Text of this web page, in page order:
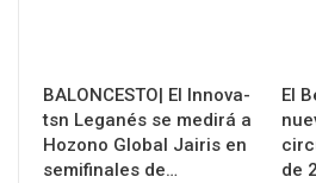
BALONCESTO| El Innova-
tsn Leganés se medirá a
Hozono Global Jairis en
semifinales de…
El
de